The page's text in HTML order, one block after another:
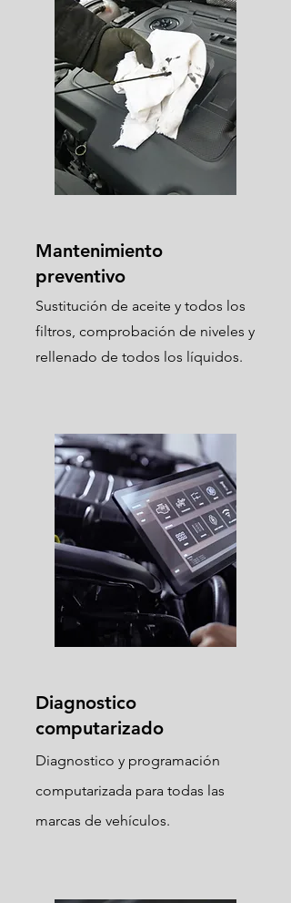
Mantenimiento
preventivo
Sustitución de aceite y todos los
filtros, comprobación de niveles y
rellenado de todos los líquidos.
Diagnostico
computarizado
Diagnostico y programación
computarizada para todas las
marcas de vehículos.